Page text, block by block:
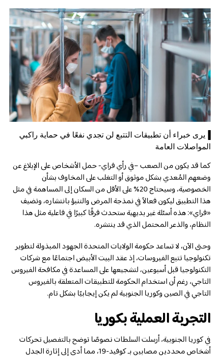
▐يرى خبراء أن تطبيقات التتبع لن تجدي نفعًا في حماية راكبي
المواصلات العامة
كما قد يكون من الصعب –في رأي فراي- حمل الأشخاص على الإبلاغ عن
وضعهم المُعدي بشكل موثوق أو التغلب على المخاوف بشأن
الخصوصية، وسيحتاج 20% على الأقل من السكان إلى المساهمة في مثل
هذا التطبيق ليكون فعالاً في نمذجة المرض والتنبؤ بانتشاره، وتضيف
«فراي»: هذه أسئلة غير بديهية ستحدث فرقًا كبيرًا في فاعلية مثل هذا
النظام، والذعر المحتمل الذي قد ينتشره.
وحتى الآن، لا تساعد حكومة الولايات المتحدة الجهود المبذولة لتطوير
تكنولوجيا تتبع الفيروسات، إذ عقد البيت الأبيض اجتماعًا مع شركات
التكنولوجيا قبل أسبوعين، لتشجيعها على المساعدة في مكافحة الفيروس
التاجي، رغم أن استخدام الحكومة للتطبيقات المتعلقة بالفيروس
التاجي في الصين وكوريا الجنوبية لم يكن إيجابيًا بشكل تام.
التجربة العملية بكوريا
في كوريا الجنوبية، أرسلت السلطات نصوصًا توضح بالتفصيل تحركات
أشخاص محددين مصابين بـ كوفيد-19، مما أدى إلى إثارة الجدل